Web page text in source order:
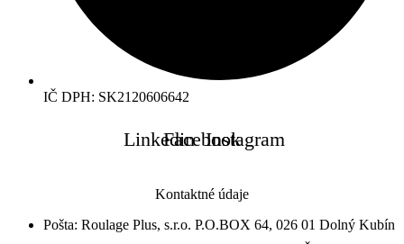
IČ DPH: SK2120606642
LinkedinFacebookInstagram
Kontaktné údaje
Pošta: Roulage Plus, s.r.o. P.O.BOX 64, 026 01 Dolný Kubín